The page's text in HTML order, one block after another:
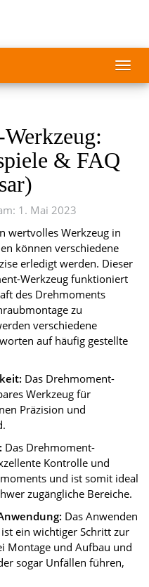
& FAQ
1. Mai 2023
wertvolles Werkzeug in
können verschiedene
erledigt werden. Dieser
Werkzeug funktioniert
des Drehmoments
zu
verschiedene
auf häufig gestellte
Das Drehmoment-
Werkzeug für
Präzision und
Das Drehmoment-
Kontrolle und
und ist somit ideal
zugängliche Bereiche.
Das Anwenden
ein wichtiger Schritt zur
Montage und Aufbau und
sogar Unfällen führen,